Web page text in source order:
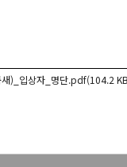
)_입상자_명단.pdf(104.2